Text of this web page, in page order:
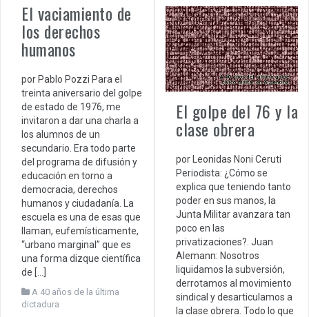
El vaciamiento de
los derechos
humanos
por Pablo Pozzi Para el
treinta aniversario del golpe
de estado de 1976, me
invitaron a dar una charla a
los alumnos de un
secundario. Era todo parte
del programa de difusión y
educación en torno a
democracia, derechos
humanos y ciudadanía. La
escuela es una de esas que
llaman, eufemísticamente,
“urbano marginal” que es
una forma dizque científica
de […]
A 40 años de la última
dictadura
El golpe del 76 y la
clase obrera
por Leonidas Noni Ceruti
Periodista: ¿Cómo se
explica que teniendo tanto
poder en sus manos, la
Junta Militar avanzara tan
poco en las
privatizaciones?. Juan
Alemann: Nosotros
liquidamos la subversión,
derrotamos al movimiento
sindical y desarticulamos a
la clase obrera. Todo lo que